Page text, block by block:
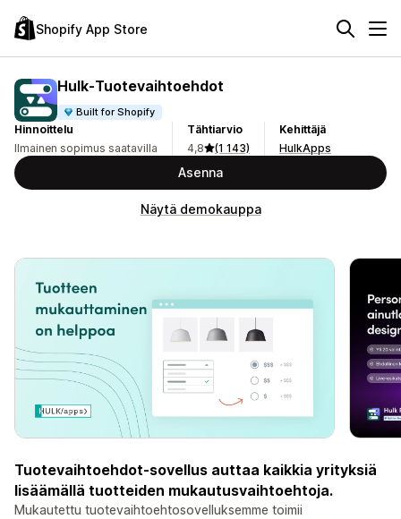
Shopify App Store
Hulk‑Tuotevaihtoehdot
Built for Shopify
Hinnoittelu
Ilmainen sopimus saatavilla
Tähtiarvio
4,8
(1 143)
Kehittäjä
HulkApps
Asenna
Näytä demokauppa
Tuotevaihtoehdot-sovellus auttaa kaikkia yrityksiä
lisäämällä tuotteiden mukautusvaihtoehtoja.
Mukautettu tuotevaihtoehtosovelluksemme toimii